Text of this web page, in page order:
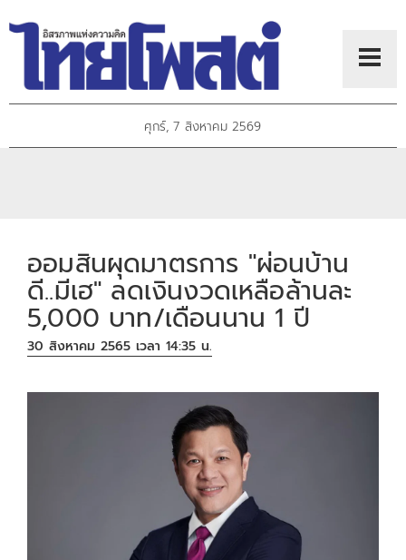
ศุกร์, 7 สิงหาคม 2569
ออมสินผุดมาตรการ "ผ่อนบ้าน
ดี..มีเฮ" ลดเงินงวดเหลือล้านละ
5,000 บาท/เดือนนาน 1 ปี
30 สิงหาคม 2565 เวลา 14:35 น.